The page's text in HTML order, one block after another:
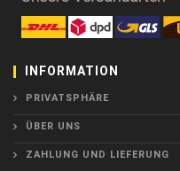
INFORMATION
PRIVATSPHÄRE
ÜBER UNS
ZAHLUNG UND LIEFERUNG